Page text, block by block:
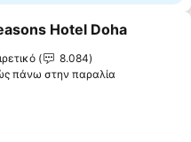
στα αγαπημένα
Hotel Doha
8.084
πάνω στην παραλία